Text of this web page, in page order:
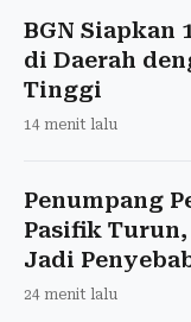
BGN Siapkan
di Daerah
Tinggi
14 menit lalu
Penumpang
Pasifik
Jadi
24 menit lalu